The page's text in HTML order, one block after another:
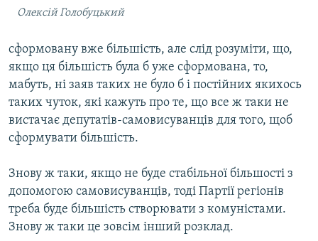
Олексій Голобуцький
сформовану вже більшість, але слід розуміти, що,
якщо ця більшість була б уже сформована, то,
мабуть, ні заяв таких не було б і постійних якихось
таких чуток, які кажуть про те, що все ж таки не
вистачає депутатів-самовисуванців для того, щоб
сформувати більшість.
Знову ж таки, якщо не буде стабільної більшості з
допомогою самовисуванців, тоді Партії регіонів
треба буде більшість створювати з комуністами.
Знову ж таки це зовсім інший розклад.